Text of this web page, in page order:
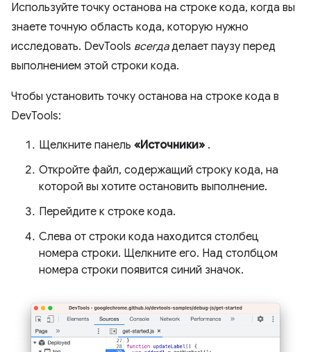
Используйте точку останова на строке кода, когда вы
знаете точную область кода, которую нужно
исследовать. DevTools всегдаделает паузу перед
выполнением этой строки кода.
Чтобы установить точку останова на строке кода в
DevTools:
Щелкните панель «Источники» .
Откройте файл, содержащий строку кода, на
которой вы хотите остановить выполнение.
Перейдите к строке кода.
Слева от строки кода находится столбец
номера строки. Щелкните его. Над столбцом
номера строки появится синий значок.